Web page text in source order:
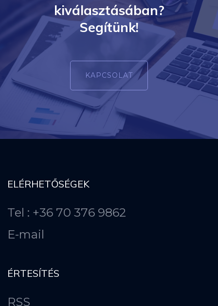
kiválasztásában?
Segítünk!
KAPCSOLAT
ELÉRHETŐSÉGEK
Tel : +36 70 376 9862
E-mail
ÉRTESÍTÉS
RSS